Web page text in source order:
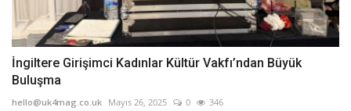
İngiltere Girişimci Kadınlar Kültür Vakfı’ndan Büyük
Buluşma
hello@uk4mag.co.uk Mayıs 26, 2025 0 346